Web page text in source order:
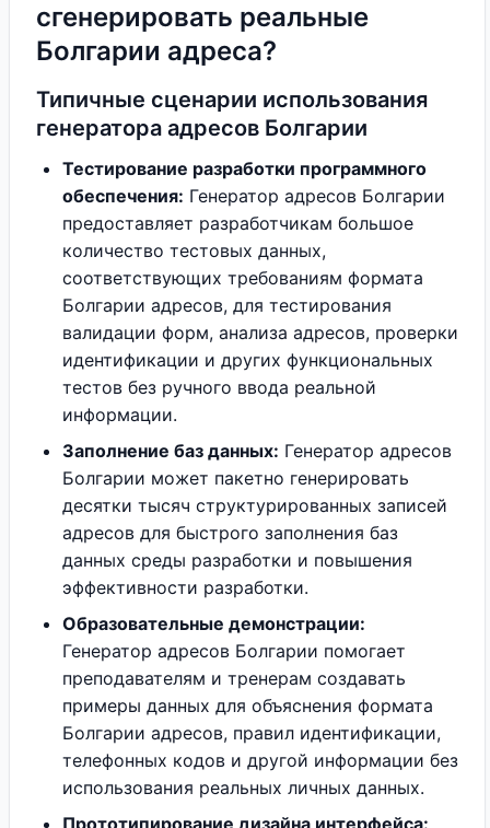
сгенерировать реальные
Болгарии адреса?
Типичные сценарии использования
генератора адресов Болгарии
Тестирование разработки программного
обеспечения: Генератор адресов Болгарии
предоставляет разработчикам большое
количество тестовых данных,
соответствующих требованиям формата
Болгарии адресов, для тестирования
валидации форм, анализа адресов, проверки
идентификации и других функциональных
тестов без ручного ввода реальной
информации.
Заполнение баз данных: Генератор адресов
Болгарии может пакетно генерировать
десятки тысяч структурированных записей
адресов для быстрого заполнения баз
данных среды разработки и повышения
эффективности разработки.
Образовательные демонстрации:
Генератор адресов Болгарии помогает
преподавателям и тренерам создавать
примеры данных для объяснения формата
Болгарии адресов, правил идентификации,
телефонных кодов и другой информации без
использования реальных личных данных.
Прототипирование дизайна интерфейса: